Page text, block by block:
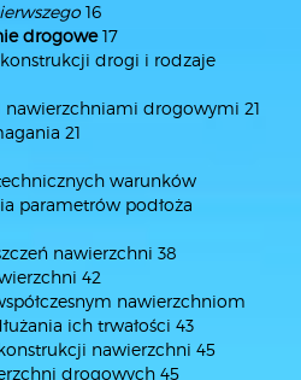
16
drogowe17
drogi i rodzaje
nawierzchniami drogowymi 21
21
warunków
parametrów podłoża
nawierzchni 38
42
nawierzchniom
ich trwałości 43
nawierzchni 45
drogowych 45